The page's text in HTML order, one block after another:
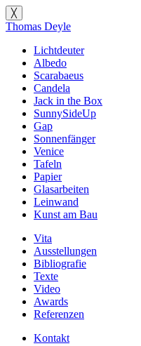
╳
Thomas Deyle
Lichtdeuter
Albedo
Scarabaeus
Candela
Jack in the Box
SunnySideUp
Gap
Sonnenfänger
Venice
Tafeln
Papier
Glasarbeiten
Leinwand
Kunst am Bau
Vita
Ausstellungen
Bibliografie
Texte
Video
Awards
Referenzen
Kontakt